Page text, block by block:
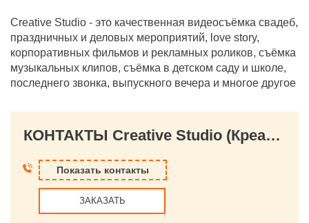
Creative Studio - это качественная видеосъёмка свадеб,
праздничных и деловых мероприятий, love story,
корпоративных фильмов и рекламных роликов, съёмка
музыкальных клипов, съёмка в детском саду и школе,
последнего звонка, выпускного вечера и многое другое
КОНТАКТЫ Creative Studio (Креатив Студио)
Показать контакты
ЗАКАЗАТЬ